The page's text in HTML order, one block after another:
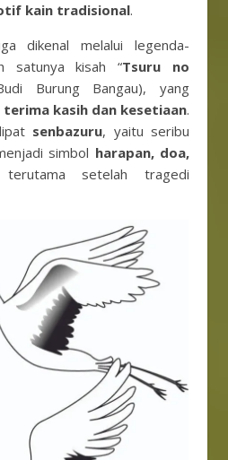
kain tradisional.
dikenal melalui legenda-
satunya kisah “Tsuru no
Burung Bangau), yang
terima kasih dan kesetiaan.
senbazuru, yaitu seribu
simbol harapan, doa,
setelah tragedi